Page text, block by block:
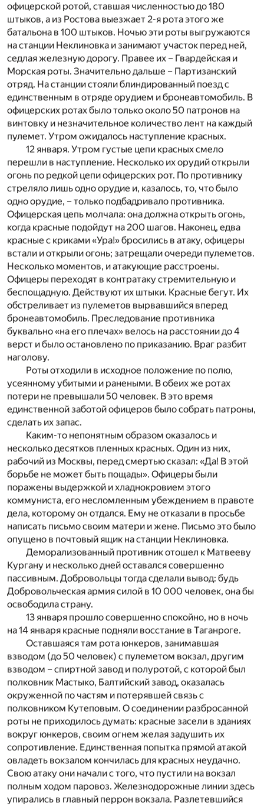
офицерской ротой, ставшая численностью до 180
штыков, а из Ростова выезжает 2-я рота этого же
батальона в 100 штыков. Ночью эти роты выгружаются
на станции Неклиновка и занимают участок перед ней,
седлая железную дорогу. Правее их – Гвардейская и
Морская роты. Значительно дальше – Партизанский
отряд. На станции стояли блиндированный поезд с
единственным в отряде орудием и бронеавтомобиль. В
офицерских ротах было только около 50 патронов на
винтовку и незначительное количество лент на каждый
пулемет. Утром ожидалось наступление красных.
12 января. Утром густые цепи красных смело
перешли в наступление. Несколько их орудий открыли
огонь по редкой цепи офицерских рот. По противнику
стреляло лишь одно орудие и, казалось, то, что было
одно орудие, – только подбадривало противника.
Офицерская цепь молчала: она должна открыть огонь,
когда красные подойдут на 200 шагов. Наконец, едва
красные с криками «Ура!» бросились в атаку, офицеры
встали и открыли огонь; затрещали очереди пулеметов.
Несколько моментов, и атакующие расстроены.
Офицеры переходят в контратаку стремительную и
беспощадную. Действуют их штыки. Красные бегут. Их
обстреливает из пулеметов вырвавшийся вперед
бронеавтомобиль. Преследование противника
буквально «на его плечах» велось на расстоянии до 4
верст и было остановлено по приказанию. Враг разбит
наголову.
Роты отходили в исходное положение по полю,
усеянному убитыми и ранеными. В обеих же ротах
потери не превышали 50 человек. В это время
единственной заботой офицеров было собрать патроны,
сделать их запас.
Каким-то непонятным образом оказалось и
несколько десятков пленных красных. Один из них,
рабочий из Москвы, перед смертью сказал: «Да! В этой
борьбе не может быть пощады». Офицеры были
поражены выдержкой и хладнокровием этого
коммуниста, его несломленным убеждением в правоте
дела, которому он отдался. Ему не отказали в просьбе
написать письмо своим матери и жене. Письмо это было
опущено в почтовый ящик на станции Неклиновка.
Деморализованный противник отошел к Матвееву
Кургану и несколько дней оставался совершенно
пассивным. Добровольцы тогда сделали вывод: будь
Добровольческая армия силой в 10 000 человек, она бы
освободила страну.
13 января прошло совершенно спокойно, но в ночь
на 14 января красные подняли восстание в Таганроге.
Оставшаяся там рота юнкеров, занимавшая
взводом (до 50 человек) с пулеметом вокзал, другим
взводом – спиртной завод и полуротой, с которой был
полковник Мастыко, Балтийский завод, оказалась
окруженной по частям и потерявшей связь с
полковником Кутеповым. О соединении разбросанной
роты не приходилось думать: красные засели в зданиях
вокруг юнкеров, своим огнем желая задушить их
сопротивление. Единственная попытка прямой атакой
овладеть вокзалом кончилась для красных неудачно.
Свою атаку они начали с того, что пустили на вокзал
полным ходом паровоз. Железнодорожные линии здесь
упирались в главный перрон вокзала. Разлетевшийся